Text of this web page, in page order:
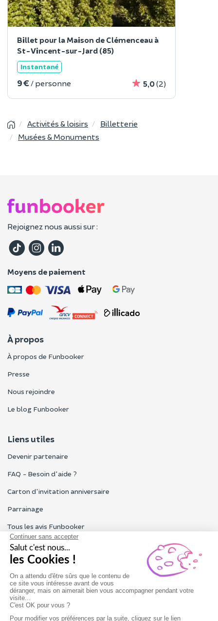
Billet pour la Maison de Clémenceau à
St-Vincent-sur-Jard (85)
Instantané
9 € / personne 5,0(2)
Activités & loisirs
Billetterie
Musées & Monuments
Rejoignez nous aussi sur :
Moyens de paiement
À propos
À propos de Funbooker
Presse
Nous rejoindre
Le blog Funbooker
Liens utiles
Devenir partenaire
FAQ - Besoin d'aide ?
Carton d'invitation anniversaire
Parrainage
Tous les avis Funbooker
Particuliers, entreprises, professionnels
Notre service client est ouvert du lundi au vendredi de 9h à 18h
Nous contacter